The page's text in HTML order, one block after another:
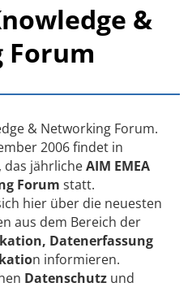
&
& Networking Forum.
2006 findet in
das jährlicheAIM EMEA
Forum statt.
hier über die neuesten
aus dem Bereich der
Datenerfassung
n informieren.
Datenschutz und